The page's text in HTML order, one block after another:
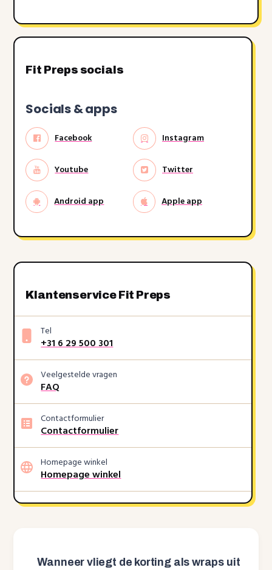
Fit Preps socials
Socials & apps
Facebook Instagram
Youtube Twitter
Android app Apple app
Klantenservice Fit Preps
Tel
+31 6 29 500 301
Veelgestelde vragen
FAQ
Contactformulier
Contactformulier
Homepage winkel
Homepage winkel
Wanneer vliegt de korting als wraps uit